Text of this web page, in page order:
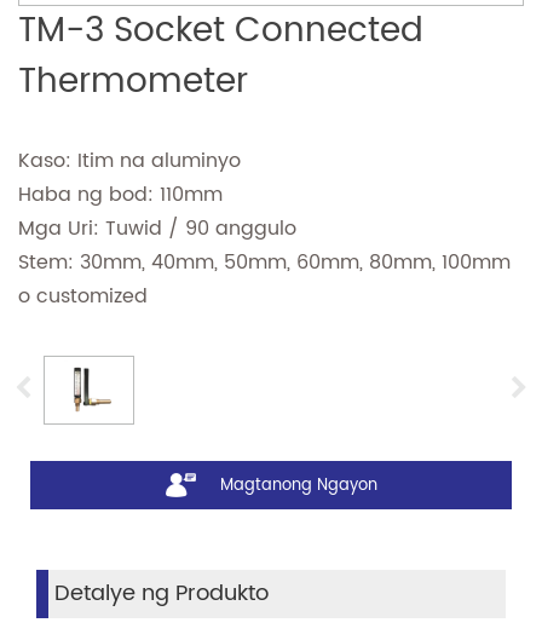
TM-3 Socket Connected
Thermometer
Kaso: Itim na aluminyo
Haba ng bod: 110mm
Mga Uri: Tuwid / 90 anggulo
Stem: 30mm, 40mm, 50mm, 60mm, 80mm, 100mm
o customized
Magtanong Ngayon
Detalye ng Produkto